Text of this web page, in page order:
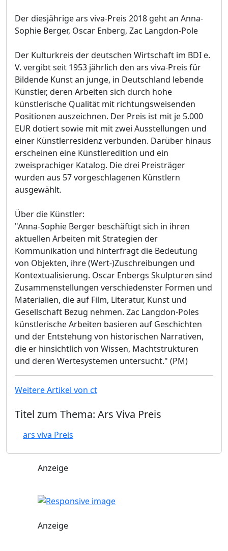
Der diesjährige ars viva-Preis 2018 geht an Anna-
Sophie Berger, Oscar Enberg, Zac Langdon-Pole
Der Kulturkreis der deutschen Wirtschaft im BDI e.
V. vergibt seit 1953 jährlich den ars viva-Preis für
Bildende Kunst an junge, in Deutschland lebende
Künstler, deren Arbeiten sich durch hohe
künstlerische Qualität mit richtungsweisenden
Positionen auszeichnen. Der Preis ist mit je 5.000
EUR dotiert sowie mit mit zwei Ausstellungen und
einer Künstlerresidenz verbunden. Darüber hinaus
erscheinen eine Künstleredition und ein
zweisprachiger Katalog. Die drei Preisträger
wurden aus 57 vorgeschlagenen Künstlern
ausgewählt.
Über die Künstler:
"Anna-Sophie Berger beschäftigt sich in ihren
aktuellen Arbeiten mit Strategien der
Kommunikation und hinterfragt die Bedeutung
von Objekten, ihre (Wert-)Zuschreibungen und
Kontextualisierung. Oscar Enbergs Skulpturen sind
Zusammenstellungen verschiedenster Formen und
Materialien, die auf Film, Literatur, Kunst und
Gesellschaft Bezug nehmen. Zac Langdon-Poles
künstlerische Arbeiten basieren auf Geschichten
und der Entstehung von historischen Narrativen,
die er hinsichtlich von Wissen, Machtstrukturen
und deren Wertesystemen untersucht." (PM)
Weitere Artikel von ct
Titel zum Thema: Ars Viva Preis
ars viva Preis
Anzeige
Anzeige